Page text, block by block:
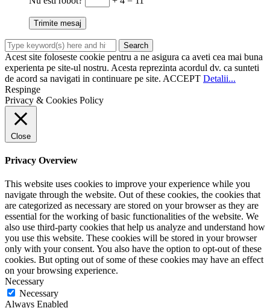
Acest site foloseste cookie pentru a ne asigura ca aveti cea mai buna
experienta pe site-ul nostru. Acesta reprezinta acordul dv. ca sunteti
de acord sa navigati in continuare pe site. ACCEPT Detalii...
Respinge
Privacy & Cookies Policy
Close
Privacy Overview
This website uses cookies to improve your experience while you
navigate through the website. Out of these cookies, the cookies that
are categorized as necessary are stored on your browser as they are
essential for the working of basic functionalities of the website. We
also use third-party cookies that help us analyze and understand how
you use this website. These cookies will be stored in your browser
only with your consent. You also have the option to opt-out of these
cookies. But opting out of some of these cookies may have an effect
on your browsing experience.
Necessary
Necessary
Always Enabled